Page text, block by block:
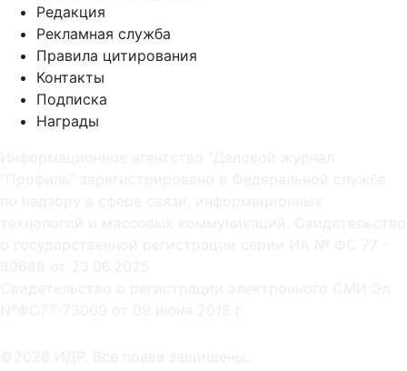
Редакция
Рекламная служба
Правила цитирования
Контакты
Подписка
Награды